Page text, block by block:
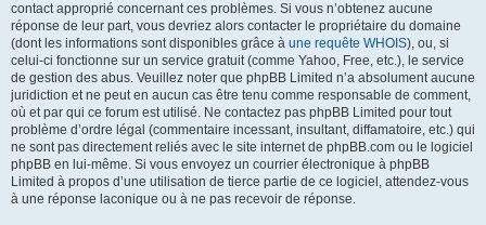
contact approprié concernant ces problèmes. Si vous n’obtenez aucune
réponse de leur part, vous devriez alors contacter le propriétaire du domaine
(dont les informations sont disponibles grâce à une requête WHOIS), ou, si
celui-ci fonctionne sur un service gratuit (comme Yahoo, Free, etc.), le service
de gestion des abus. Veuillez noter que phpBB Limited n’a absolument aucune
juridiction et ne peut en aucun cas être tenu comme responsable de comment,
où et par qui ce forum est utilisé. Ne contactez pas phpBB Limited pour tout
problème d’ordre légal (commentaire incessant, insultant, diffamatoire, etc.) qui
ne sont pas directement reliés avec le site internet de phpBB.com ou le logiciel
phpBB en lui-même. Si vous envoyez un courrier électronique à phpBB
Limited à propos d’une utilisation de tierce partie de ce logiciel, attendez-vous
à une réponse laconique ou à ne pas recevoir de réponse.